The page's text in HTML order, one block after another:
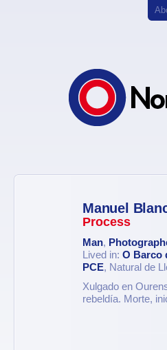
Manuel
Process
Man,
Lived in: O Barco
PCE, Natural de
Xulgado en
rebeldía. Morte,